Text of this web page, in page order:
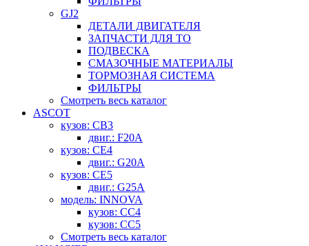
GJ2
ДЕТАЛИ ДВИГАТЕЛЯ
ЗАПЧАСТИ ДЛЯ ТО
ПОДВЕСКА
СМАЗОЧНЫЕ МАТЕРИАЛЫ
ТОРМОЗНАЯ СИСТЕМА
ФИЛЬТРЫ
Смотреть весь каталог
ASCOT
кузов: CB3
двиг.: F20A
кузов: CE4
двиг.: G20A
кузов: CE5
двиг.: G25A
модель: INNOVA
кузов: CC4
кузов: CC5
Смотреть весь каталог